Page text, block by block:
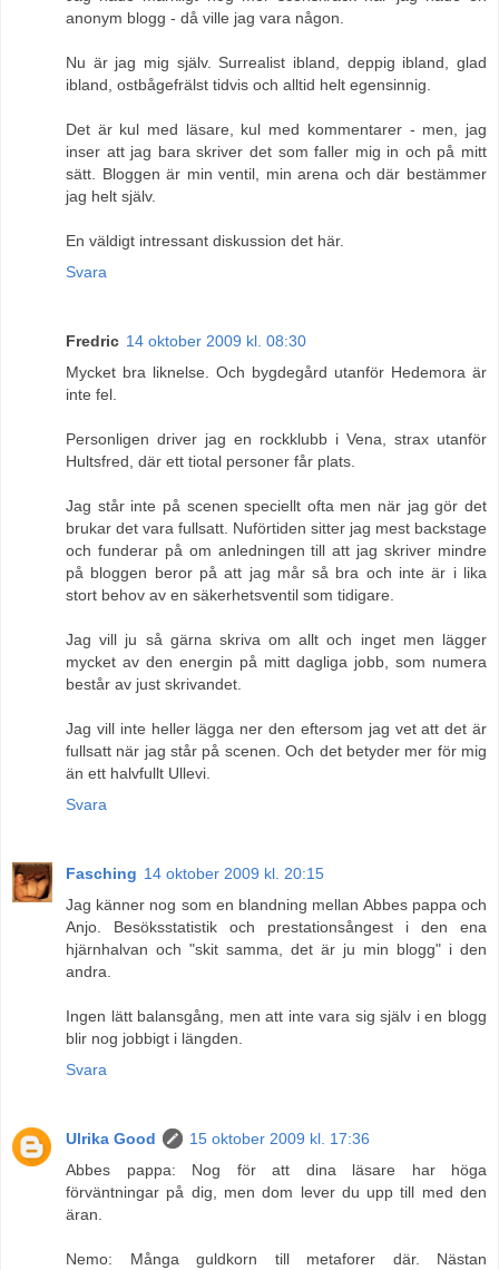
anonym blogg - då ville jag vara någon.
Nu är jag mig själv. Surrealist ibland, deppig ibland, glad
ibland, ostbågefrälst tidvis och alltid helt egensinnig.
Det är kul med läsare, kul med kommentarer - men, jag
inser att jag bara skriver det som faller mig in och på mitt
sätt. Bloggen är min ventil, min arena och där bestämmer
jag helt själv.
En väldigt intressant diskussion det här.
Svara
Fredric 14 oktober 2009 kl. 08:30
Mycket bra liknelse. Och bygdegård utanför Hedemora är
inte fel.
Personligen driver jag en rockklubb i Vena, strax utanför
Hultsfred, där ett tiotal personer får plats.
Jag står inte på scenen speciellt ofta men när jag gör det
brukar det vara fullsatt. Nuförtiden sitter jag mest backstage
och funderar på om anledningen till att jag skriver mindre
på bloggen beror på att jag mår så bra och inte är i lika
stort behov av en säkerhetsventil som tidigare.
Jag vill ju så gärna skriva om allt och inget men lägger
mycket av den energin på mitt dagliga jobb, som numera
består av just skrivandet.
Jag vill inte heller lägga ner den eftersom jag vet att det är
fullsatt när jag står på scenen. Och det betyder mer för mig
än ett halvfullt Ullevi.
Svara
Fasching 14 oktober 2009 kl. 20:15
Jag känner nog som en blandning mellan Abbes pappa och
Anjo. Besöksstatistik och prestationsångest i den ena
hjärnhalvan och "skit samma, det är ju min blogg" i den
andra.
Ingen lätt balansgång, men att inte vara sig själv i en blogg
blir nog jobbigt i längden.
Svara
Ulrika Good
15 oktober 2009 kl. 17:36
Abbes pappa: Nog för att dina läsare har höga
förväntningar på dig, men dom lever du upp till med den
äran.
Nemo: Många guldkorn till metaforer där. Nästan